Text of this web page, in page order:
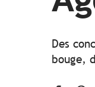
Des
bouge,